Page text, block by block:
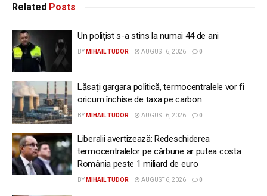
Related Posts
Un polițist s-a stins la numai 44 de ani
BY MIHAIL TUDOR AUGUST 6, 2026 0
Lăsați gargara politică, termocentralele vor fi
oricum închise de taxa pe carbon
BY MIHAIL TUDOR AUGUST 6, 2026 0
Liberalii avertizează: Redeschiderea
termocentralelor pe cărbune ar putea costa
România peste 1 miliard de euro
BY MIHAIL TUDOR AUGUST 6, 2026 0